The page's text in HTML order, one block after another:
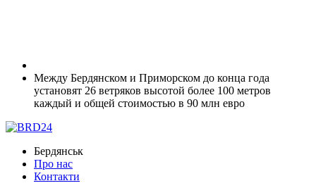
Между Бердянском и Приморском до конца года
установят 26 ветряков высотой более 100 метров
каждый и общей стоимостью в 90 млн евро
Бердянськ
Про нас
Контакти